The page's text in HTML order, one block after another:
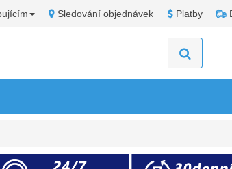
Sledování objednávek Platby